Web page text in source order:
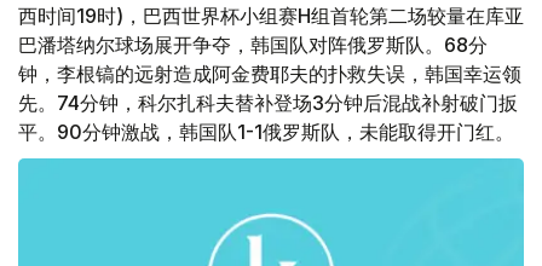
西时间19时)，巴西世界杯小组赛H组首轮第二场较量在库亚
巴潘塔纳尔球场展开争夺，韩国队对阵俄罗斯队。68分
钟，李根镐的远射造成阿金费耶夫的扑救失误，韩国幸运领
先。74分钟，科尔扎科夫替补登场3分钟后混战补射破门扳
平。90分钟激战，韩国队1-1俄罗斯队，未能取得开门红。